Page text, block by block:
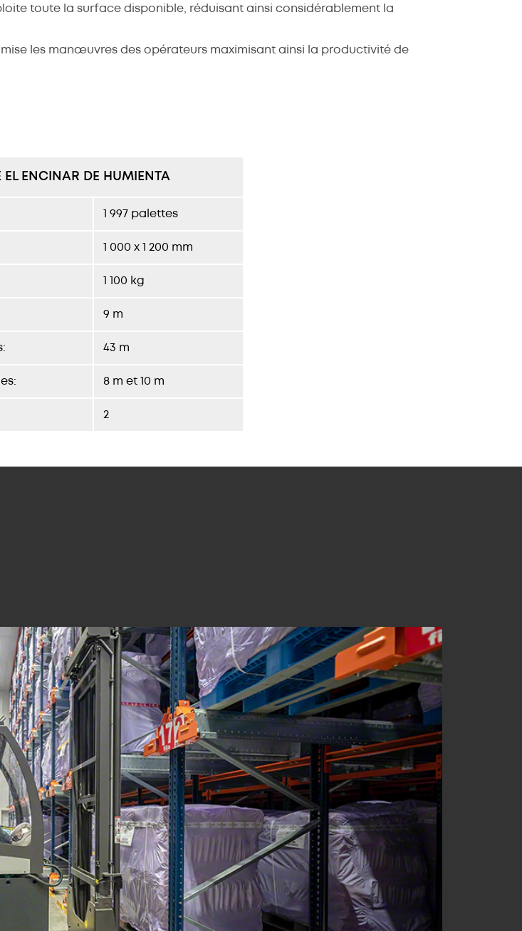
toute la surface disponible, réduisant ainsi considérablement la
les manœuvres des opérateurs maximisant ainsi la productivité de
EL ENCINAR DE HUMIENTA
1 997 palettes
1 000 x 1 200 mm
1 100 kg
9 m
43 m
8 m et 10 m
2